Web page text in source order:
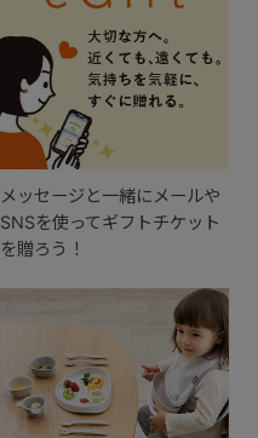
メッセージと一緒にメールや
SNSを使ってギフトチケット
を贈ろう！